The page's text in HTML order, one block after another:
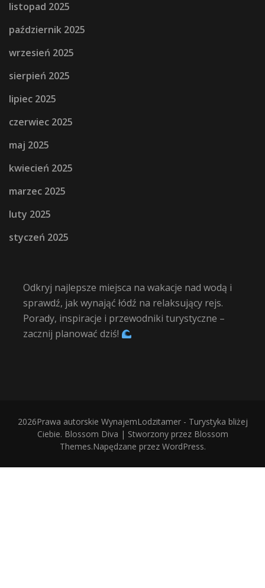
listopad 2025
październik 2025
wrzesień 2025
sierpień 2025
lipiec 2025
czerwiec 2025
maj 2025
kwiecień 2025
marzec 2025
luty 2025
styczeń 2025
Odkryj najlepsze miejsca na wakacje nad wodą i
sprawdź, jak wynająć łódź na relaksujący rejs.
Porady, inspiracje i przewodniki turystyczne –
zacznij planować dziś!
2026Prawa autorskie WynajemLodzitamer - Turystyka bliżej
Ciebie. Blossom Diva | Stworzony przez Blossom
Themes.Napędzane przez WordPress.